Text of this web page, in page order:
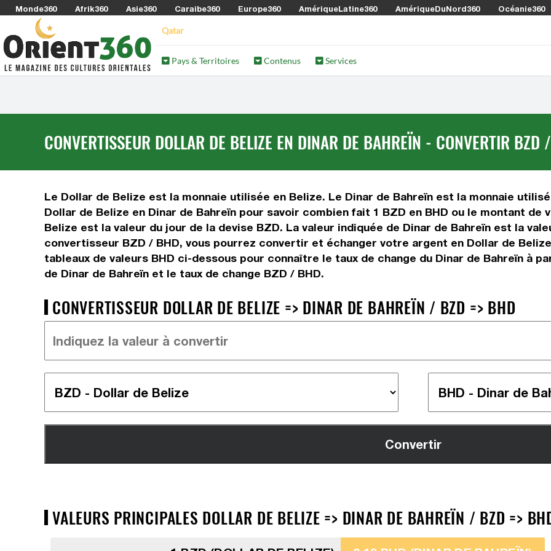
Monde360 Afrik360 Asie360 Caraibe360 Europe360 AmériqueLatine360 AmériqueDuNord360 Océanie360
Qatar
Pays & Territoires Contenus Services
CONVERTISSEUR DOLLAR DE BELIZE EN DINAR DE BAHREÏN - CONVERTIR BZD
Le Dollar de Belize est la monnaie utilisée en Belize. Le Dinar de Bahreïn est la monnaie
Dollar de Belize en Dinar de Bahreïn pour savoir combien fait 1 BZD en BHD ou le montant
Belize est la valeur du jour de la devise BZD. La valeur indiquée de Dinar de Bahreïn est la
convertisseur BZD / BHD, vous pourrez convertir et échanger votre argent en Dollar de
tableaux de valeurs BHD ci-dessous pour connaître le taux de change du Dinar de Bahreïn à
de Dinar de Bahreïn et le taux de change BZD / BHD.
CONVERTISSEUR DOLLAR DE BELIZE => DINAR DE BAHREÏN / BZD => BHD
VALEURS PRINCIPALES DOLLAR DE BELIZE => DINAR DE BAHREÏN / BZD =>